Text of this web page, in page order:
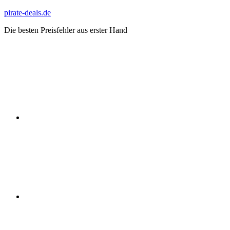
Zum
springen
pirate-deals.de
Die besten Preisfehler aus erster Hand